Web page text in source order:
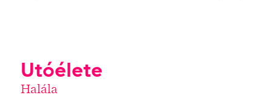
Utóélete
Halála